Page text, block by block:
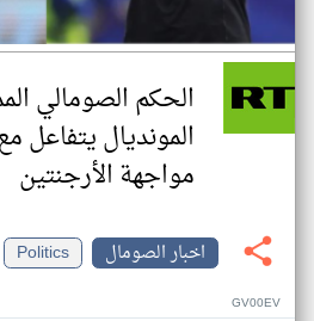
الحكم الصومالي
المونديال
مواجهة الأرجنتين
اخبار الصومال
Politics
GV00EV